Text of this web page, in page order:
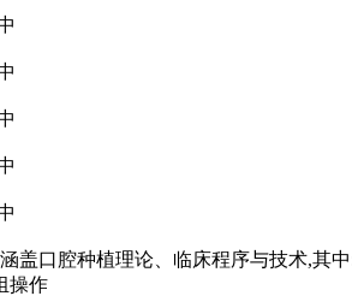
盖口腔种植理论、临床程序与技术,其
操作